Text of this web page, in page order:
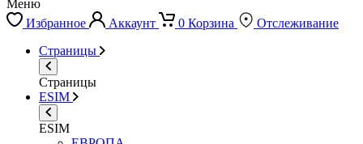
Меню
Избранное
Аккаунт 0 Корзина
Отслеживание
Страницы
Страницы
ESIM
ESIM